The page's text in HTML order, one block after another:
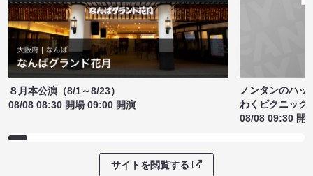
８月本公演（8/1～8/23）
08/08 08:30 開場 09:00 開演
ノンタンのハッ
わくピクニック
08/08 09:30 開
サイトを閲覧する